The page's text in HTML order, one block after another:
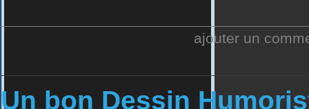
ajouter un
Un bon Dessin